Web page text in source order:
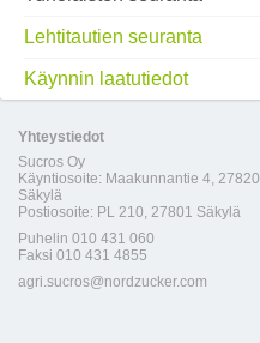
Lehtitautien seuranta
Käynnin laatutiedot
Yhteystiedot
Sucros Oy
Käyntiosoite: Maakunnantie 4, 27820
Säkylä
Postiosoite: PL 210, 27801 Säkylä
Puhelin 010 431 060
Faksi 010 431 4855
agri.sucros@nordzucker.com